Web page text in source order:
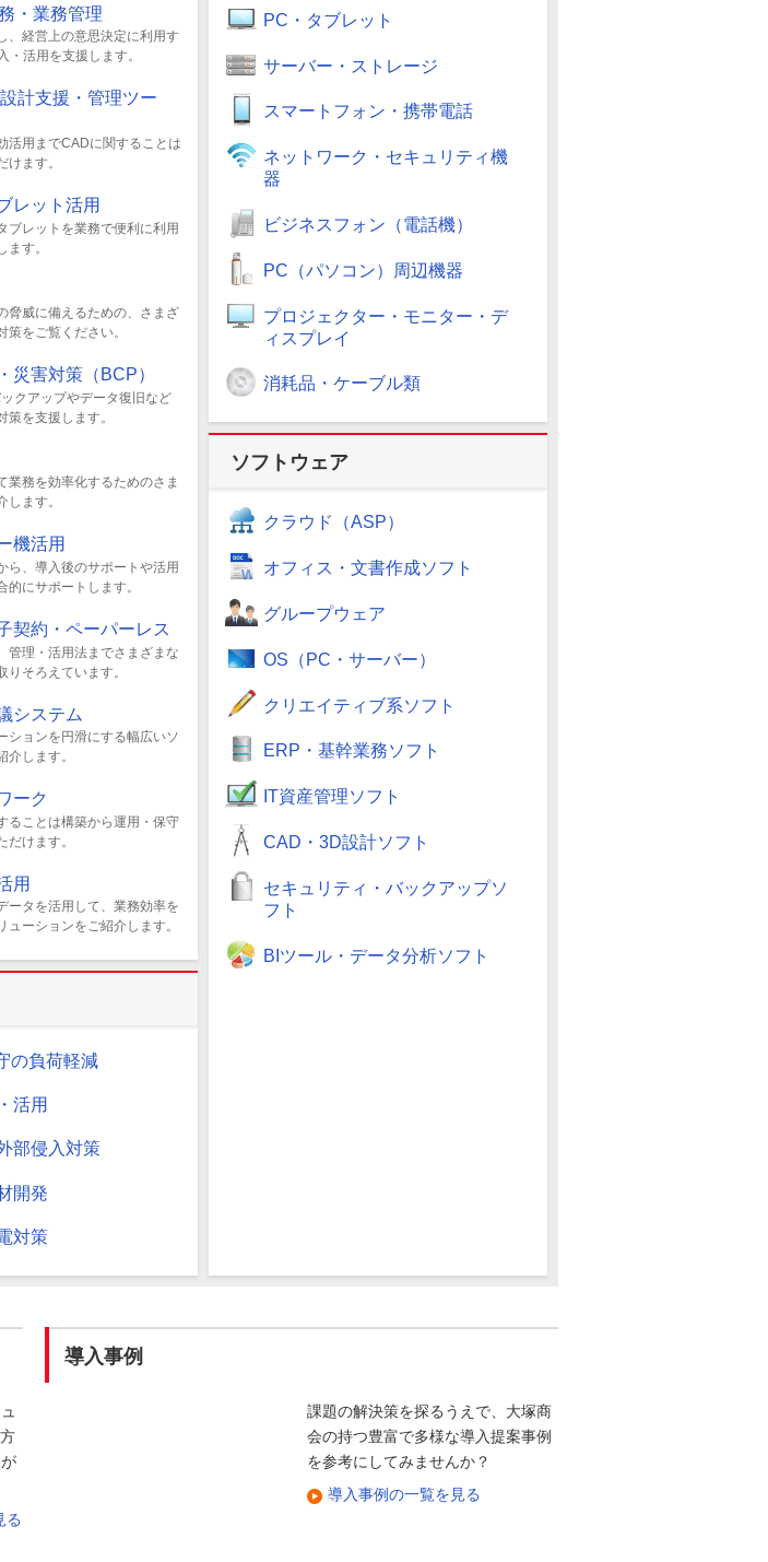
・業務管理
、経営上の意思決定に利用す
・活用を支援します。
計支援・管理ツー
活用までCADに関することは
けます。
レット活用
ブレットを業務で便利に利用
ます。
脅威に備えるための、さまざ
策をご覧ください。
災害対策（BCP）
クアップやデータ復旧など
策を支援します。
業務を効率化するためのさま
します。
機活用
ら、導入後のサポートや活用
的にサポートします。
契約・ペーパーレス
管理・活用法までさまざまな
りそろえています。
システム
ションを円滑にする幅広いソ
介します。
ーク
ることは構築から運用・保守
だけます。
用
ータを活用して、業務効率を
ューションをご紹介します。
の負荷軽減
活用
部侵入対策
開発
対策
PC・タブレット
サーバー・ストレージ
スマートフォン・携帯電話
ネットワーク・セキュリティ機
器
ビジネスフォン（電話機）
PC（パソコン）周辺機器
プロジェクター・モニター・デ
ィスプレイ
消耗品・ケーブル類
ソフトウェア
クラウド（ASP）
オフィス・文書作成ソフト
グループウェア
OS（PC・サーバー）
クリエイティブ系ソフト
ERP・基幹業務ソフト
IT資産管理ソフト
CAD・3D設計ソフト
セキュリティ・バックアップソ
フト
BIツール・データ分析ソフト
る
導入事例
課題の解決策を探るうえで、大塚商
会の持つ豊富で多様な導入提案事例
を参考にしてみませんか？
導入事例の一覧を見る